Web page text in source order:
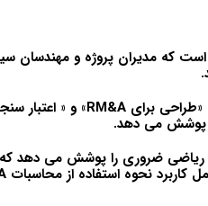
است که مدیران پروژه و مهندسان
پوشش می دهد.
ریاضی ضروری را پوشش می دهد